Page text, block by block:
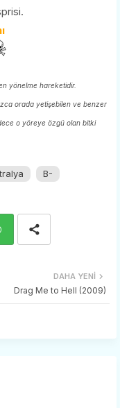
yönelme hareketidir.
orada yetişebilen ve benzer
o yöreye özgü olan bitki
B-
DAHA YENI
Drag Me to Hell (2009)